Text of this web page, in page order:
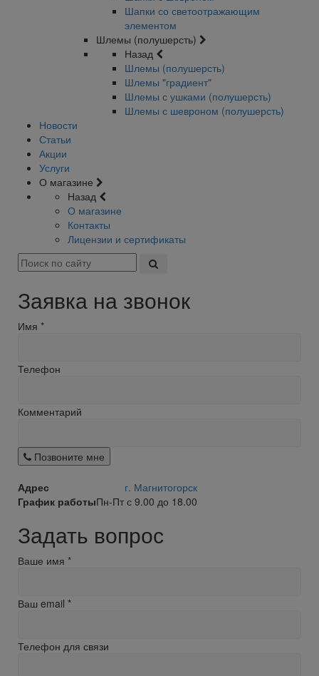
Шапки со светоотражающим
элементом
Шлемы (полушерсть)
Назад
Шлемы (полушерсть)
Шлемы "градиент"
Шлемы с ушками (полушерсть)
Шлемы с шевроном (полушерсть)
Новости
Статьи
Акции
Услуги
О магазине
Назад
О магазине
Контакты
Лицензии и сертификаты
Заявка на звонок
Имя *
Телефон
Комментарий
Позвоните мне
Адрес
г. Магнитогорск
График работыПн-Пт с 9.00 до 18.00
Задать вопрос
Ваше имя *
Ваш email *
Телефон для связи